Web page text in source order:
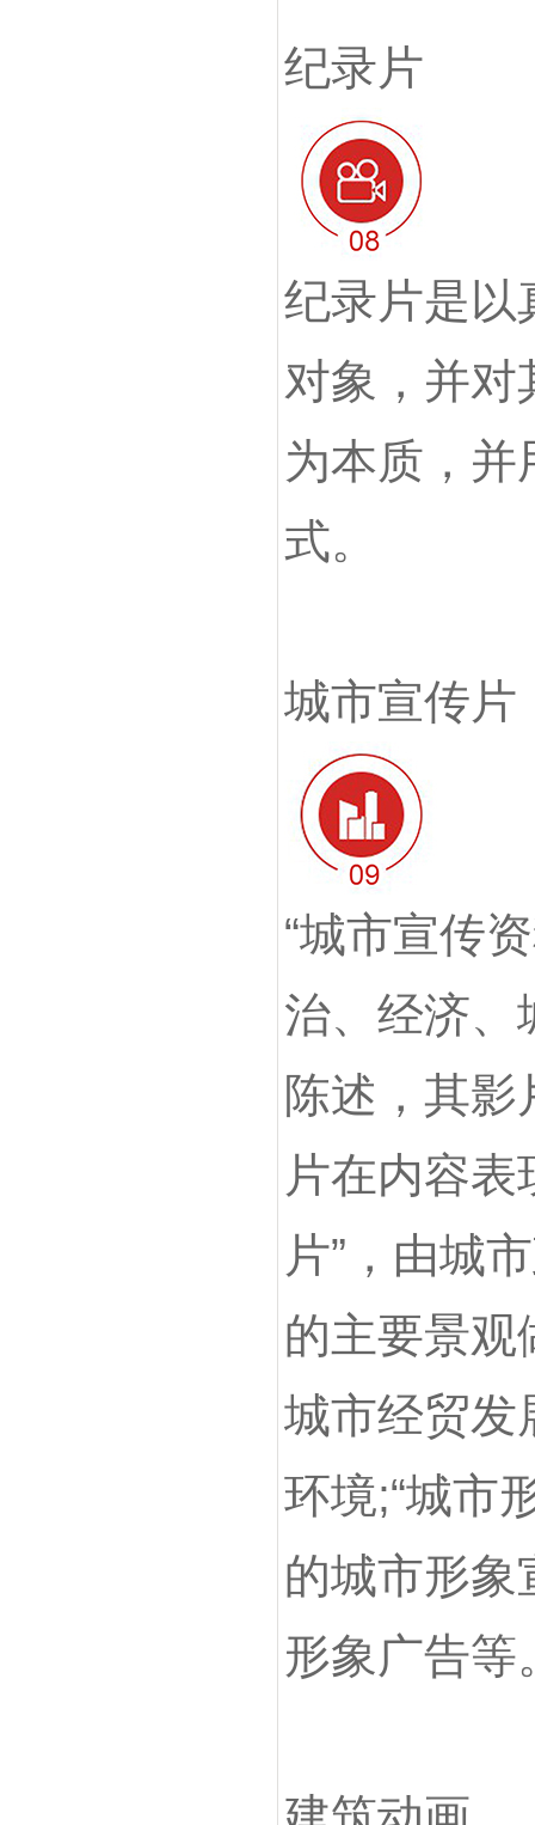
纪录片
纪录片是以
对象，并对
为本质，并
式。
城市宣传片
“城市宣传
治、经济、
陈述，其
片在内容
片”，由城
的主要景观
城市经贸发
环境;“城市
的城市形象
形象广告等